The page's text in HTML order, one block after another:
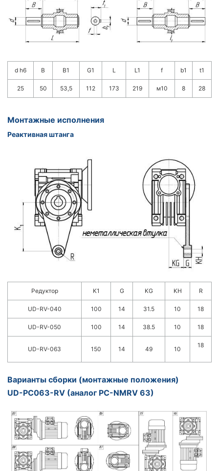
d h6 B B1 G1 L L1 f b1 t1
25 50 53,5 112 173 219 м10 8 28
Монтажные исполнения
Реактивная штанга
Редуктор K1 G KG KH R
UD-RV-040 100 14 31.5 10 18
UD-RV-050 100 14 38.5 10 18
UD-RV-063 150 14 49 10
18
Варианты сборки (монтажные положения)
UD-PC063-RV (аналог РС-NMRV 63)